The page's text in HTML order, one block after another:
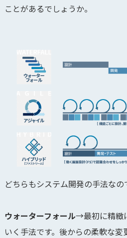
ことがあるでしょうか。
どちらもシステム開発の手法なの
ウォーターフォール→最初に精緻
いく手法です。後からの柔軟な変